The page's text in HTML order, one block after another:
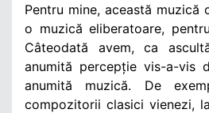
Pentru mine, această muzică
o muzică eliberatoare,
Câteodată avem, ca
anumită percepție vis-a-vis
anumită muzică. De
compozitorii clasici vienezi,